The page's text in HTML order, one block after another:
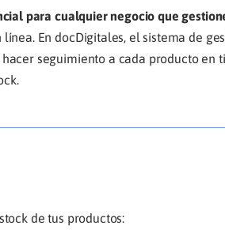
para cualquier negocio que
En docDigitales, el sistema de
seguimiento a cada producto en
de tus productos: